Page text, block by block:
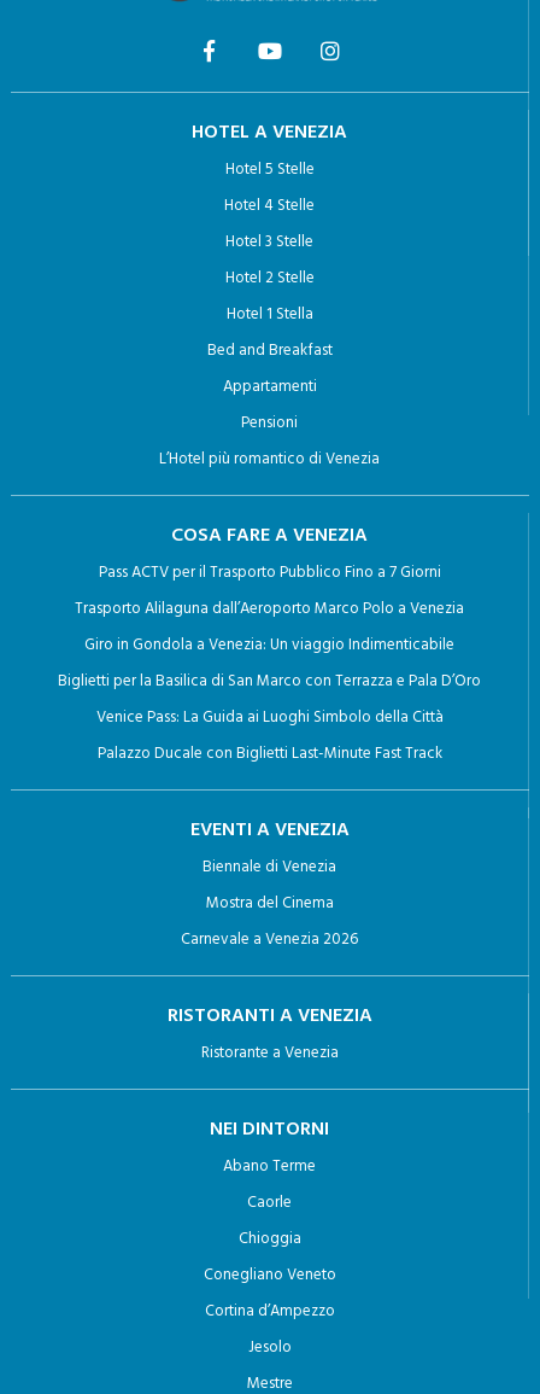
HOTEL A VENEZIA
Hotel 5 Stelle
Hotel 4 Stelle
Hotel 3 Stelle
Hotel 2 Stelle
Hotel 1 Stella
Bed and Breakfast
Appartamenti
Pensioni
L’Hotel più romantico di Venezia
COSA FARE A VENEZIA
Pass ACTV per il Trasporto Pubblico Fino a 7 Giorni
Trasporto Alilaguna dall’Aeroporto Marco Polo a Venezia
Giro in Gondola a Venezia: Un viaggio Indimenticabile
Biglietti per la Basilica di San Marco con Terrazza e Pala D’Oro
Venice Pass: La Guida ai Luoghi Simbolo della Città
Palazzo Ducale con Biglietti Last-Minute Fast Track
EVENTI A VENEZIA
Biennale di Venezia
Mostra del Cinema
Carnevale a Venezia 2026
RISTORANTI A VENEZIA
Ristorante a Venezia
NEI DINTORNI
Abano Terme
Caorle
Chioggia
Conegliano Veneto
Cortina d’Ampezzo
Jesolo
Mestre